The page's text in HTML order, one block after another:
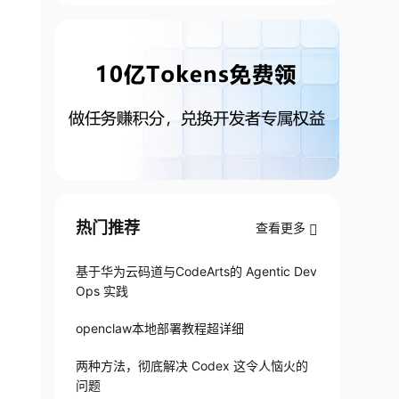
热门推荐 查看更多
基于华为云码道与CodeArts的 Agentic Dev
Ops 实践
openclaw本地部署教程超详细
两种方法，彻底解决 Codex 这令人恼火的
问题